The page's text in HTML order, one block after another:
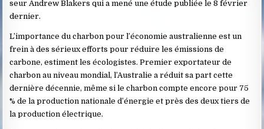
seur Andrew Blakers qui a mené une étude publiée le 8 février
dernier.
L’importance du charbon pour l’économie australienne est un
frein à des sérieux efforts pour réduire les émissions de
carbone, estiment les écologistes. Premier exportateur de
charbon au niveau mondial, l’Australie a réduit sa part cette
dernière décennie, même si le charbon compte encore pour 75
% de la production nationale d’énergie et près des deux tiers de
la production électrique.